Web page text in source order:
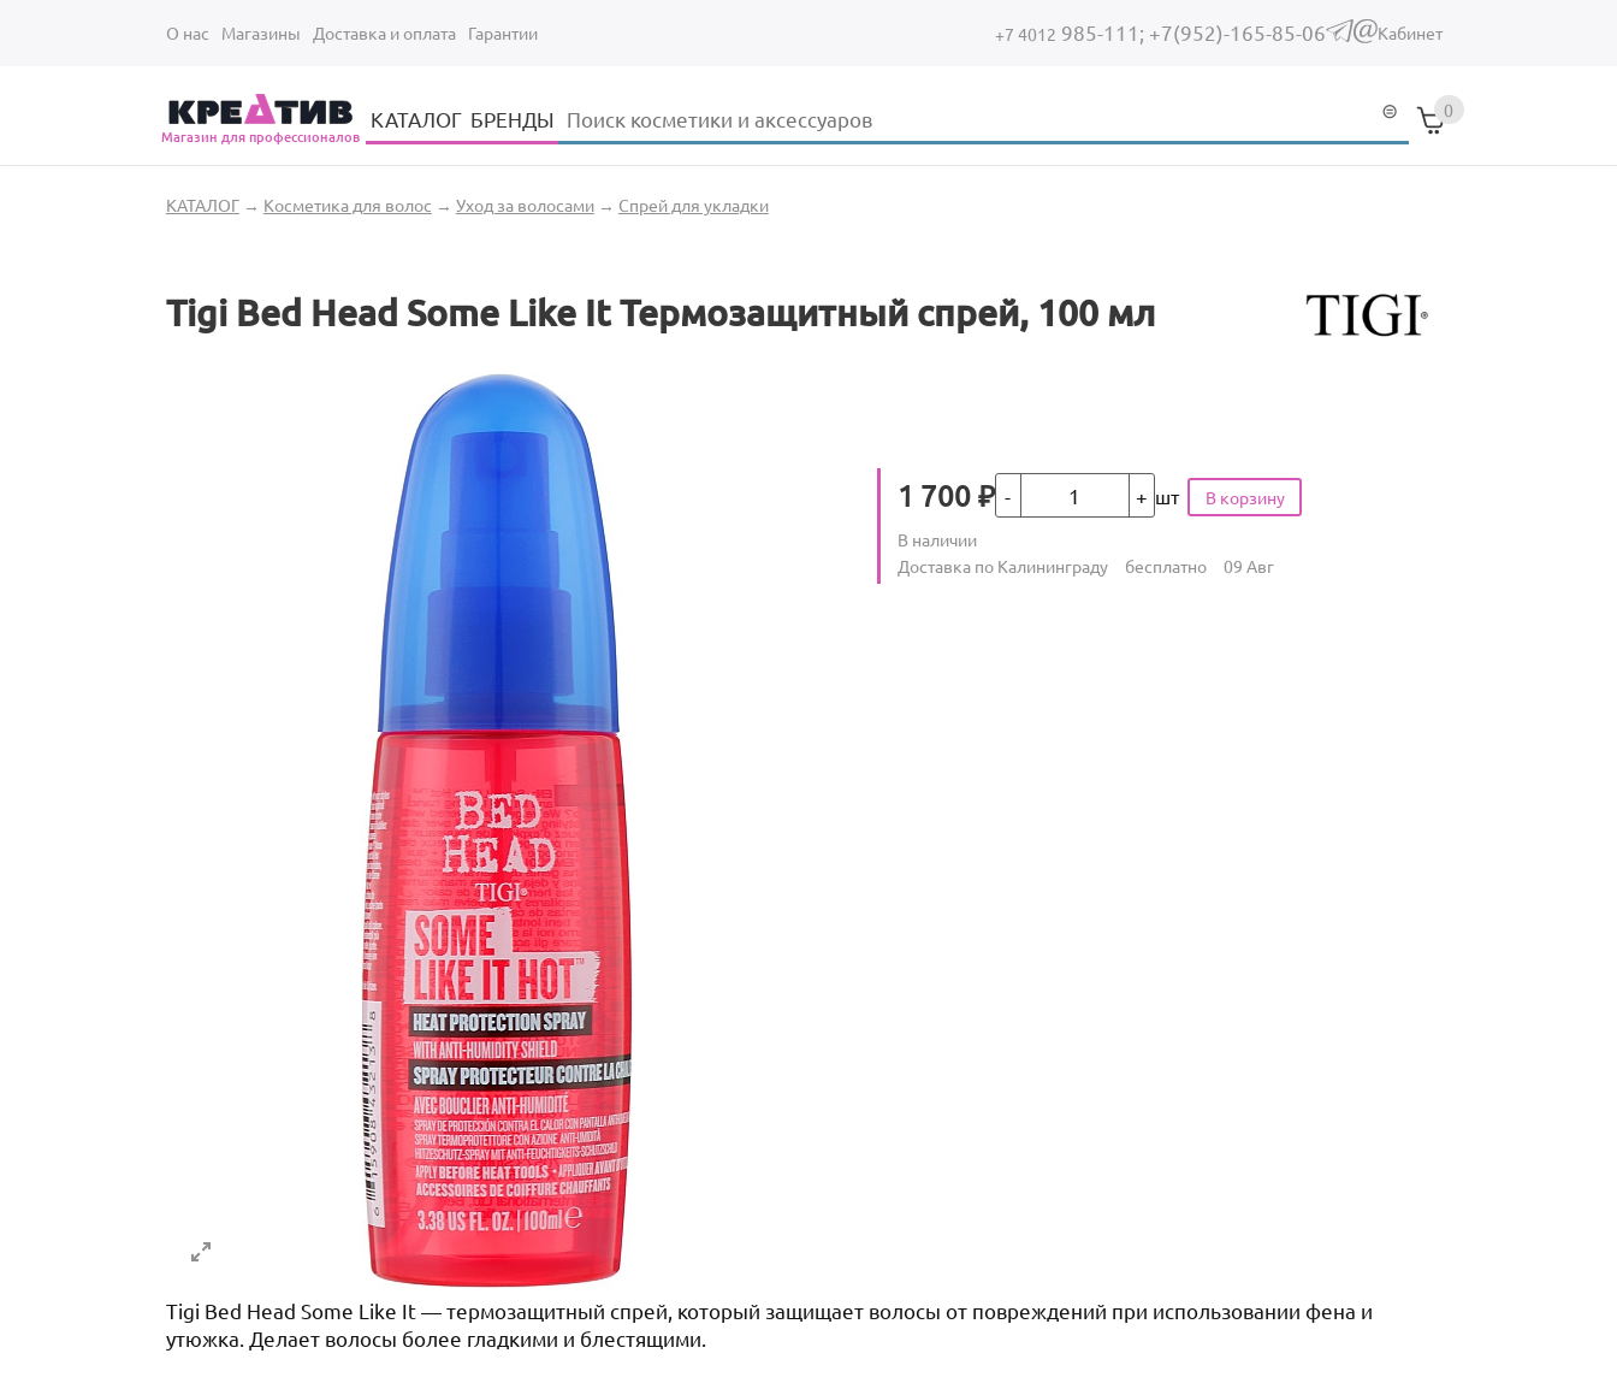
О нас Магазины Доставка и оплата Гарантии +7 4012 985-111; +7(952)-165-85-06 (link sends e-mail)
Кабинет
Магазин для профессионалов
КАТАЛОГ БРЕНДЫ Форма поиска
Поиск 0
Вы здесь
КАТАЛОГ→ Косметика для волос → Уход за волосами→ Спрей для укладки
Tigi Bed Head Some Like It Термозащитный спрей, 100 мл
Цена
1 700 ₽Кол-во шт
Количество
В наличии
Условия доставки
Доставка по Калининграду бесплатно 09 Авг
Tigi Bed Head Some Like It — термозащитный спрей, который защищает волосы от повреждений при использовании фена и
утюжка. Делает волосы более гладкими и блестящими.